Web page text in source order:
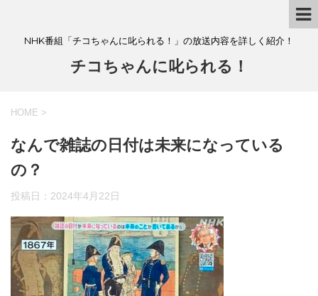
NHK番組「チコちゃんに叱られる！」の放送内容を詳しく紹介！
チコちゃんに叱られる！
HOME >
なんで雑誌の日付は未来になっている
の？
投稿日： 2024年4月22日